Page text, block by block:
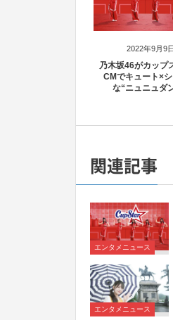
2022年9月9日
乃木坂46がカップ
CMでキュート×
な“ニュニュダ
関連記事
エンタメニュース
エンタメニュース